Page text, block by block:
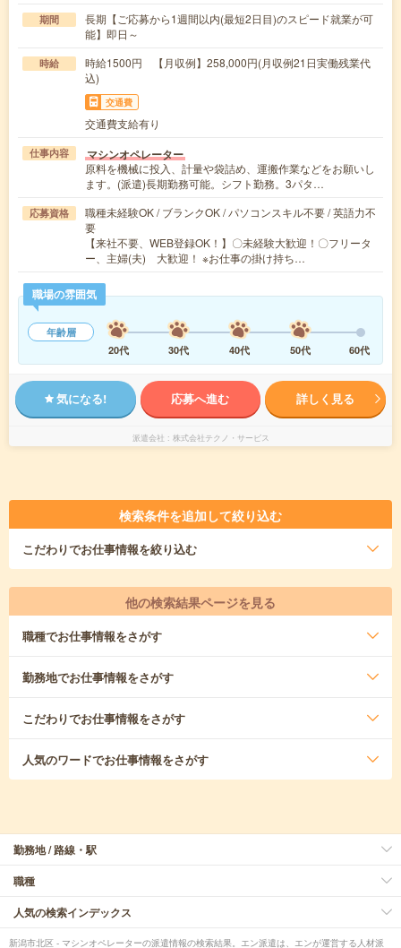
期間
長期【ご応募から1週間以内(最短2日目)のスピード就業が可
能】即日～
時給
時給1500円 【月収例】258,000円(月収例21日実働残業代
込)
交通費
交通費支給有り
仕事内容 マシンオペレーター
原料を機械に投入、計量や袋詰め、運搬作業などをお願いし
ます。(派遣)長期勤務可能。シフト勤務。3パタ…
応募資格
職種未経験OK / ブランクOK / パソコンスキル不要 / 英語力不
要
【来社不要、WEB登録OK！】〇未経験大歓迎！〇フリータ
ー、主婦(夫) 大歓迎！ ※お仕事の掛け持ち…
職場の雰囲気
年齢層
20代
30代 40代 50代 60代
気になる! 応募へ進む 詳しく見る
派遣会社 株式会社テクノ・サービス
検索条件を追加して絞り込む
こだわりでお仕事情報を絞り込む
他の検索結果ページを見る
職種でお仕事情報をさがす
勤務地でお仕事情報をさがす
こだわりでお仕事情報をさがす
人気のワードでお仕事情報をさがす
勤務地 / 路線・駅
職種
人気の検索インデックス
新潟市北区 - マシンオペレーターの派遣情報の検索結果。エン派遣は、エンが運営する人材派